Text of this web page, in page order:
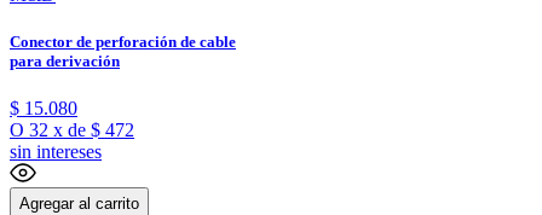
Conector de perforación de cable
para derivación
$ 15.080
O 32 x de $ 472
sin intereses
Agregar al carrito